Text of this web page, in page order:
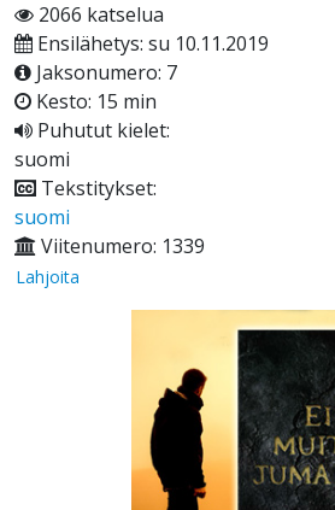
2066 katselua
Ensilähetys: su 10.11.2019
Jaksonumero: 7
Kesto: 15 min
Puhutut kielet:
suomi
Tekstitykset:
suomi
Viitenumero: 1339
Lahjoita